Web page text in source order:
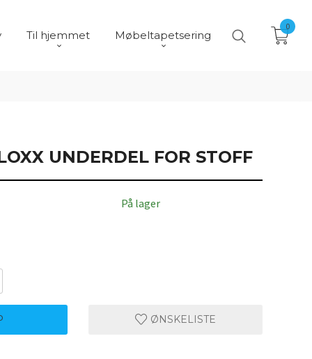
Til hjemmet Møbeltapetsering
0
UNDERDEL FOR STOFF
På lager
ØNSKELISTE